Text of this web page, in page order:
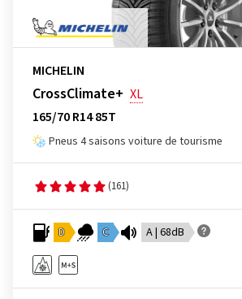
MICHELIN
CrossClimate+ XL
165/70 R14 85T
Pneus 4 saisons voiture de tourisme
(161)
D C A | 68dB